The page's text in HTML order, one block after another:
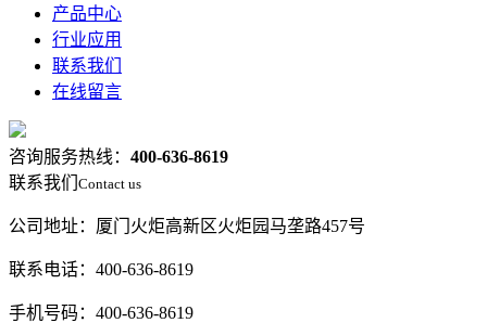
产品中心
行业应用
联系我们
在线留言
咨询服务热线： 400-636-8619
联系我们 Contact us
公司地址：厦门火炬高新区火炬园马垄路457号
联系电话：400-636-8619
手机号码：400-636-8619